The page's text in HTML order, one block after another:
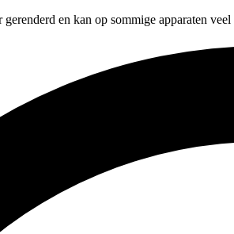
en kan op sommige apparaten